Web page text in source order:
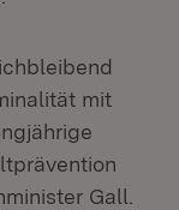
mit
Gall.